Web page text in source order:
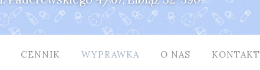
CENNIK WYPRAWKA O NAS KONTAKT